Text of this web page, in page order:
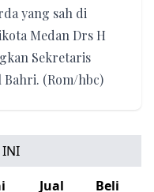
yang sah di
Medan Drs H
Sekretaris
(Rom/hbc)
INI
Jual Beli